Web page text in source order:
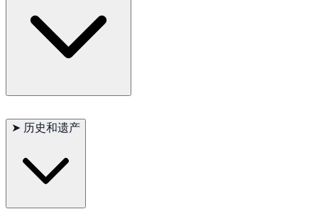
期忽视或缺乏训练的环境。
➤ 历史和遗产